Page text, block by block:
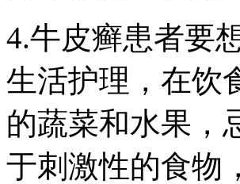
4.牛皮癣患者要
生活护理，在饮
的蔬菜和水果，
于刺激性的食物